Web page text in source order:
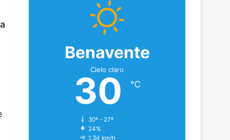
Benavente
Cielo claro
30 ℃
30º - 27º
24%
1.34 km/h